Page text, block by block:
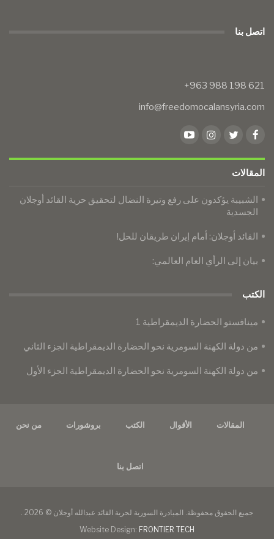
اتصل بنا
info@freedomocalansyria.com
المقالات
الشبيبة يؤكدون على رفع وتيرة النضال لتحقيق حرية القائد أوجلان
الجسدية
القائد أوجلان: أمام إيران طريقان للحل!
بيان إلى الرأي العام العالمي:
الكتب
مينافستو الحضارة الديمقراطية 1
من دولة الكهنة السومرية نحو الحضارة الديمقراطية الجزء الثاني
من دولة الكهنة السومرية نحو الحضارة الديمقراطية الجزء الأول
المقالات الأقوال الكتب بروشورات من نحن
اتصل بنا
جميع الحقوق محفوظة. المبادرة السورية لحرية القائد عبدالله أوجلان © 2026 .
Website Design: FRONTIER TECH